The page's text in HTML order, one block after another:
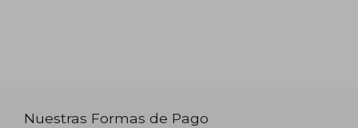
Nuestras Formas de Pago